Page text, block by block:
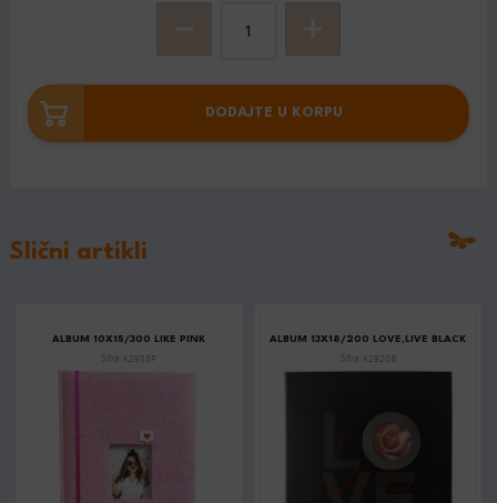
DODAJTE U KORPU
Slični artikli
ALBUM 10X15/300 LIKE PINK
Šifra: K2953P
ALBUM 13X18/200 LOVE,LIVE BLACK
Šifra: K2920B